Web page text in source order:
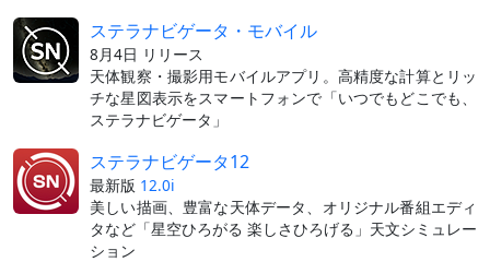
ステラナビゲータ・モバイル
8月4日 リリース
天体観察・撮影用モバイルアプリ。高精度な計算とリッ
チな星図表示をスマートフォンで「いつでもどこでも、
ステラナビゲータ」
ステラナビゲータ12
最新版 12.0i
美しい描画、豊富な天体データ、オリジナル番組エディ
タなど「星空ひろがる 楽しさひろげる」天文シミュレー
ション